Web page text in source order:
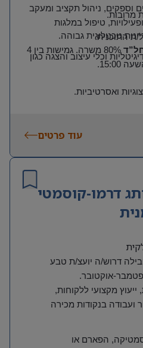
וספקים, ניהול תקציב ומעקב
טיפול במלגות
ת התוכנית.
מרובות.
טכנולוגית גבוהה.
וכלי עיצוב והצגה כגון
ואסרטיביות.
80% משרה. גמישות בין 4
.
עוד פרטים
דרמו-קוסמטי
דרוש/ה יועצ/ת טבע
אוקטובר.
מקצועי ללקוחות,
ועבודה בנקודות מכירה
הפארם או